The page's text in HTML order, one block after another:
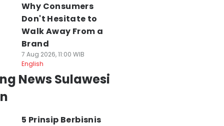
Why Consumers
Don't Hesitate to
Walk Away From a
Brand
7 Aug 2026, 11:00 WIB
English
News Sulawesi
5 Prinsip Berbisnis